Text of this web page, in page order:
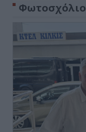
Φωτοσχόλιο